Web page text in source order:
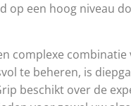
op een hoog niveau
complexe
te beheren, is
beschikt over de